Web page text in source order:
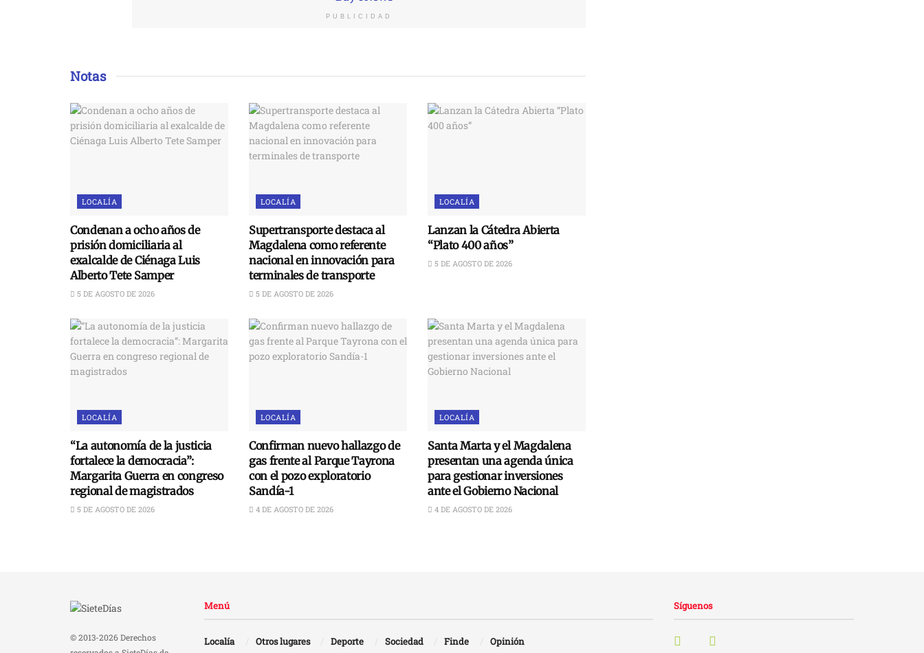
PUBLICIDAD
Notas
LOCALÍA
Condenan a ocho años de
prisión domiciliaria al
exalcalde de Ciénaga Luis
Alberto Tete Samper
5 DE AGOSTO DE 2026
LOCALÍA
Supertransporte destaca al
Magdalena como referente
nacional en innovación para
terminales de transporte
5 DE AGOSTO DE 2026
LOCALÍA
Lanzan la Cátedra Abierta
“Plato 400 años”
5 DE AGOSTO DE 2026
LOCALÍA
“La autonomía de la justicia
fortalece la democracia”:
Margarita Guerra en congreso
regional de magistrados
5 DE AGOSTO DE 2026
LOCALÍA
Confirman nuevo hallazgo de
gas frente al Parque Tayrona
con el pozo exploratorio
Sandía-1
4 DE AGOSTO DE 2026
LOCALÍA
Santa Marta y el Magdalena
presentan una agenda única
para gestionar inversiones
ante el Gobierno Nacional
4 DE AGOSTO DE 2026
© 2013-2026 Derechos
Menú
Localía Otros lugares Deporte Sociedad Finde Opinión
Síguenos